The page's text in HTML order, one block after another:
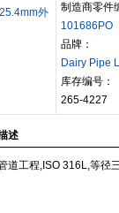
外
制造商零件
101686PO
品牌：
Dairy Pipe
库存编号：
265-4227
述
道工程,ISO 316L,等径